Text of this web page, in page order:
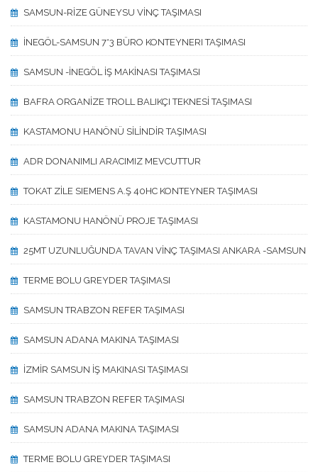
SAMSUN-RİZE GÜNEYSU VİNÇ TAŞIMASI
İNEGÖL-SAMSUN 7*3 BÜRO KONTEYNERI TAŞIMASI
SAMSUN -İNEGÖL İŞ MAKİNASI TAŞIMASI
BAFRA ORGANİZE TROLL BALIKÇI TEKNESİ TAŞIMASI
KASTAMONU HANÖNÜ SİLİNDİR TAŞIMASI
ADR DONANIMLI ARACIMIZ MEVCUTTUR
TOKAT ZİLE SIEMENS A.Ş 40HC KONTEYNER TAŞIMASI
KASTAMONU HANÖNÜ PROJE TAŞIMASI
25MT UZUNLUĞUNDA TAVAN VİNÇ TAŞIMASI ANKARA -SAMSUN
TERME BOLU GREYDER TAŞIMASI
SAMSUN TRABZON REFER TAŞIMASI
SAMSUN ADANA MAKINA TAŞIMASI
İZMİR SAMSUN İŞ MAKINASI TAŞIMASI
SAMSUN TRABZON REFER TAŞIMASI
SAMSUN ADANA MAKINA TAŞIMASI
TERME BOLU GREYDER TAŞIMASI